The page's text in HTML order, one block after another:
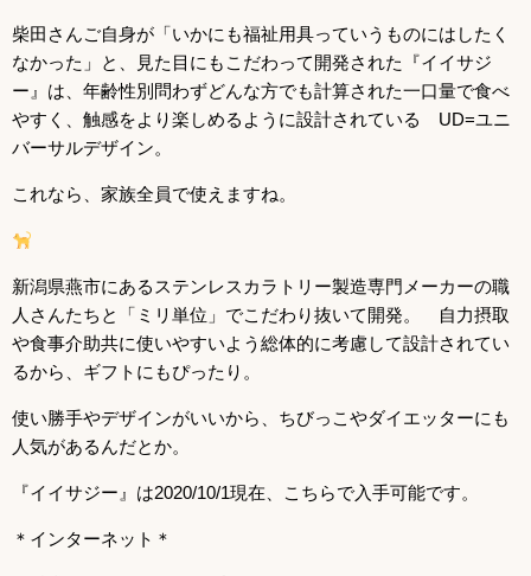
柴田さんご自身が「いかにも福祉用具っていうものにはしたく
なかった」と、見た目にもこだわって開発された『イイサジ
ー』は、年齢性別問わずどんな方でも計算された一口量で食べ
やすく、触感をより楽しめるように設計されている UD=ユニ
バーサルデザイン。
これなら、家族全員で使えますね。
新潟県燕市にあるステンレスカラトリー製造専門メーカーの職
人さんたちと「ミリ単位」でこだわり抜いて開発。 自力摂取
や食事介助共に使いやすいよう総体的に考慮して設計されてい
るから、ギフトにもぴったり。
使い勝手やデザインがいいから、ちびっこやダイエッターにも
人気があるんだとか。
『イイサジー』は2020/10/1現在、こちらで入手可能です。
＊インターネット＊